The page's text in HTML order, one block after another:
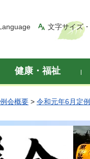
文字サイズ
健康・福祉
会概要 > 令和元年6月定